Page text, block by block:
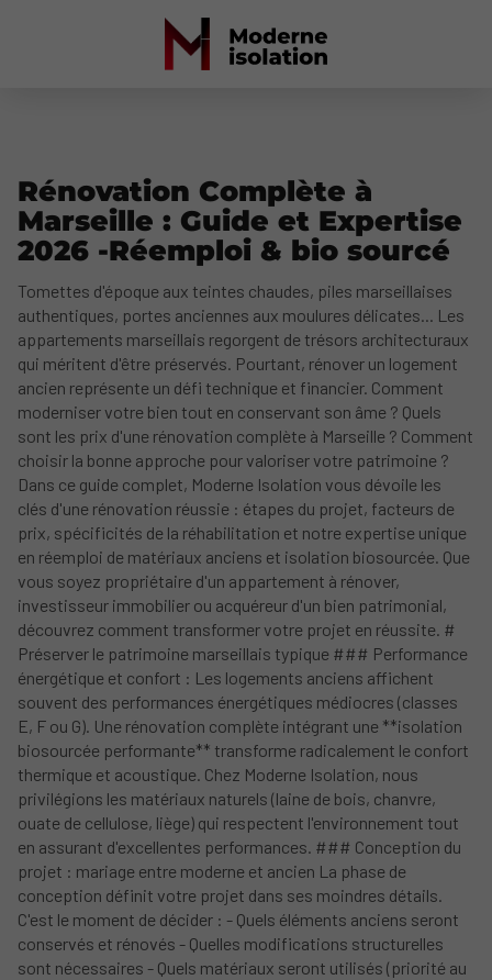
Rénovation Complète à
Marseille : Guide et Expertise
2026 -Réemploi & bio sourcé
Tomettes d'époque aux teintes chaudes, piles marseillaises
authentiques, portes anciennes aux moulures délicates... Les
appartements marseillais regorgent de trésors architecturaux
qui méritent d'être préservés. Pourtant, rénover un logement
ancien représente un défi technique et financier. Comment
moderniser votre bien tout en conservant son âme ? Quels
sont les prix d'une rénovation complète à Marseille ? Comment
choisir la bonne approche pour valoriser votre patrimoine ?
Dans ce guide complet, Moderne Isolation vous dévoile les
clés d'une rénovation réussie : étapes du projet, facteurs de
prix, spécificités de la réhabilitation et notre expertise unique
en réemploi de matériaux anciens et isolation biosourcée. Que
vous soyez propriétaire d'un appartement à rénover,
investisseur immobilier ou acquéreur d'un bien patrimonial,
découvrez comment transformer votre projet en réussite. #
Préserver le patrimoine marseillais typique ### Performance
énergétique et confort : Les logements anciens affichent
souvent des performances énergétiques médiocres (classes
E, F ou G). Une rénovation complète intégrant une **isolation
biosourcée performante** transforme radicalement le confort
thermique et acoustique. Chez Moderne Isolation, nous
privilégions les matériaux naturels (laine de bois, chanvre,
ouate de cellulose, liège) qui respectent l'environnement tout
en assurant d'excellentes performances. ### Conception du
projet : mariage entre moderne et ancien La phase de
conception définit votre projet dans ses moindres détails.
C'est le moment de décider : - Quels éléments anciens seront
conservés et rénovés - Quelles modifications structurelles
sont nécessaires - Quels matériaux seront utilisés (priorité au